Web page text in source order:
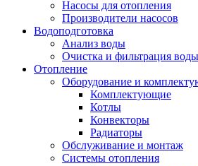
Насосы для отопления
Производители насосов
Водоподготовка
Анализ воды
Очистка и фильтрация воды
Отопление
Оборудование и
Комплектующие
Котлы
Конвекторы
Радиаторы
Обслуживание и монтаж
Системы отопления